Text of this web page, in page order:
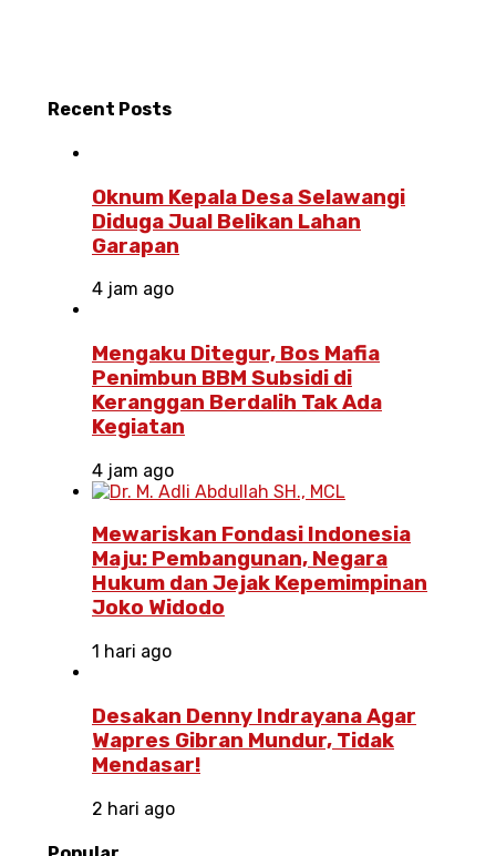
Recent Posts
Oknum Kepala Desa Selawangi
Diduga Jual Belikan Lahan
Garapan
4 jam ago
Mengaku Ditegur, Bos Mafia
Penimbun BBM Subsidi di
Keranggan Berdalih Tak Ada
Kegiatan
4 jam ago
Mewariskan Fondasi Indonesia
Maju: Pembangunan, Negara
Hukum dan Jejak Kepemimpinan
Joko Widodo
1 hari ago
Desakan Denny Indrayana Agar
Wapres Gibran Mundur, Tidak
Mendasar!
2 hari ago